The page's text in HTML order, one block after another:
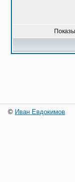
© Иван Евдокимов